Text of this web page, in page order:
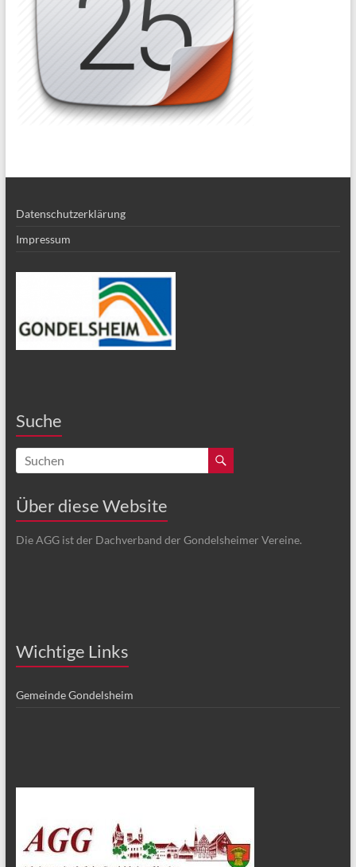
Datenschutzerklärung
Impressum
Suche
Über diese Website
Die AGG ist der Dachverband der Gondelsheimer Vereine.
Wichtige Links
Gemeinde Gondelsheim